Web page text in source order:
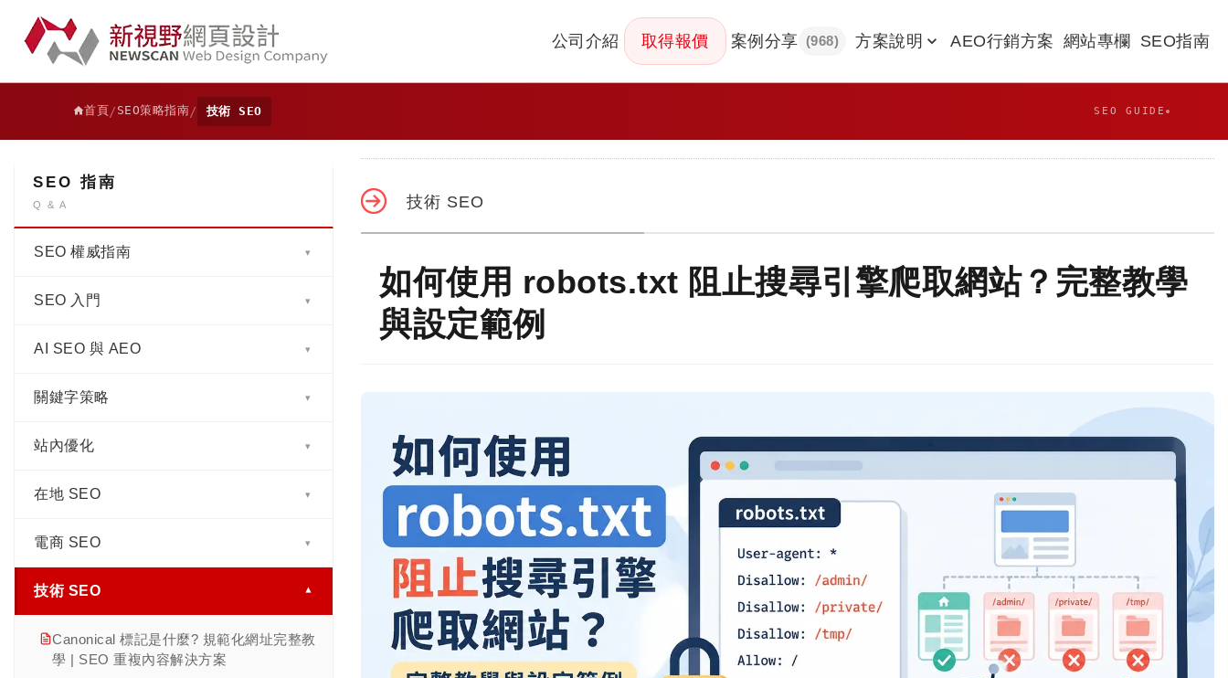
公司介紹 取得報價 案例分享 (968) 方案說明 AEO行銷方案 網站專欄 SEO指南
首頁/ SEO策略指南/ 技術 SEO SEO GUIDE
SEO 指南
Q & A
SEO 權威指南 ▾
SEO 是什麼？2026 企業必懂的 AI SEO
第一章｜SEO 與 AEO 基礎與商業價值：
鍵策略
第二章｜搜尋引擎運作原理：理解檢索、
第三章｜技術 SEO 完整指南：網站架
解析
JSON-LD 語法、各類型範例與 Rich
Results 部署
第五章｜從關鍵字清單到編輯日程：4 階
SEO 入門 ▾
為什麼沒有 SEO 的網頁設計，很難在
SEM 是什麼? 深入分析與 SEO 的區別與
果功能全解析
帽風險與如何挑選 SEO 公司
網站 SEO 檢查怎麼做？8 步驟快速自我健
檢
SEO 怎麼做？循序漸進的 7 個步驟實戰教
學
AI SEO 與 AEO ▾
SEO、AI SEO、AEO、GEO、AI
AI SEO 是什麼? AI SEO 與傳統 SEO 差
AI 搜尋優化完整指南
做法、與 SEO 差異全解析
E-E-A-T 是什麼? Google 內容品質核心與
實作指南
關鍵字策略 ▾
關鍵字研究怎麼做? 從搜尋意圖到長尾佈
搜尋意圖是什麼？四種類型判斷與內容對
容對應完整教學
排序完整教學
站內優化 ▾
網站如何被 AI 引用？6 個讓 ChatGPT 與
Title Tag 是什麼? 標題標籤完整教學:寫
SEO/AEO 教學
H1-H6 Heading Tags 完整教學 | SEO +
在地 SEO ▾
Google 商家檔案完整設定教學：7 步驟讓
NAP 一致性與在地引用（Citation）管理
Google 評論管理與回覆策略：從負評處理
到評論行銷
電商 SEO ▾
商品頁 SEO 完整教學:標題、描述到
Product Schema 完整實作教學 ｜ 電商商
品結構化資料指南
技術 SEO ▾
Canonical 標記是什麼? 規範化網址完整教
學 | SEO 重複內容解決方案
技術 SEO
如何使用 robots.txt 阻止搜尋引擎爬取網站？完整教學
與設定範例